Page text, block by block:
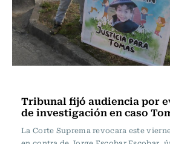
Tribunal fijó audiencia por
de investigación en caso
La Corte Suprema revocara este